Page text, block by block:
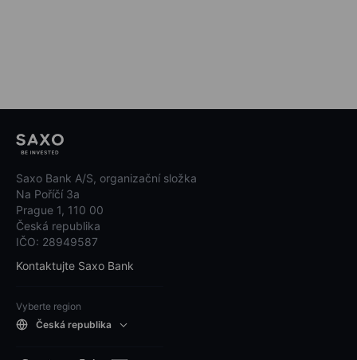
Saxo Bank A/S, organizační složka
Na Poříčí 3a
Prague 1, 110 00
Česká republika
IČO: 28949587
Kontaktujte Saxo Bank
Vyberte region
Česká republika